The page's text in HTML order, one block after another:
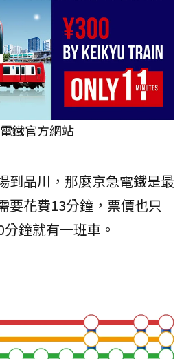
鐵官方網站
到品川，那麼京急電鐵是最
要花費13分鐘，票價也只
鐘就有一班車。